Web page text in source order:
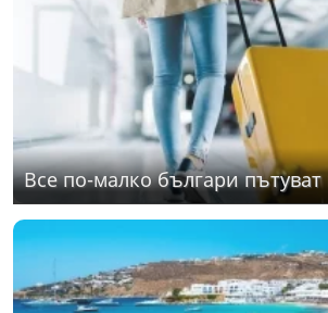
Все по-малко българи пътуват